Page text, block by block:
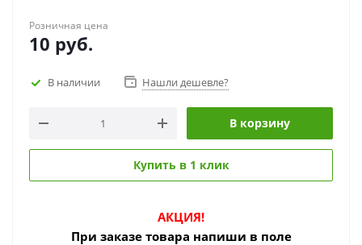
Розничная цена
10 руб.
В наличии Нашли дешевле?
В корзину
Купить в 1 клик
АКЦИЯ!
При заказе товара напиши в поле